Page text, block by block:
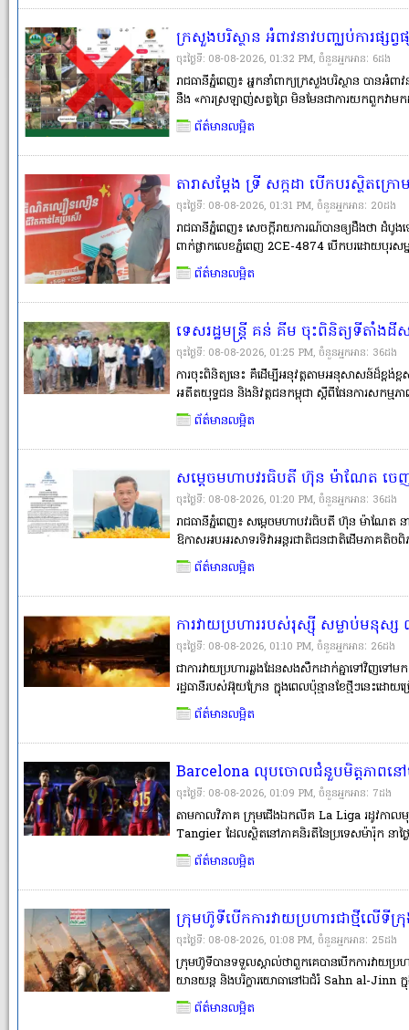
ក្រសួងបរិស្ថាន អំពាវនាវបញ្ឈប់ការផ្ស
ល្មើសច្បាប់ ប៉ះពាល់ដល់សុខភាព និងបរិ
ចុះថ្ងៃទី: 08-08-2026, 01:32 PM, ចំនួនអ្នកអានៈ​ 6ដង
រាជធានីភ្នំពេញ៖ អ្នកនាំពាក្យក្រសួងបរិស្ថាន បានអំពា
នឹង «ការស្រឡាញ់សត្វព្រៃ មិនមែនជាការយកពួកវាម
ព្រៃគ្មានអត្ថប្រយោជន៍ និងមានតែបង្កគ្រោះថ្នាក់ខ្ល
រដ្ឋលេ
ព័ត៌មានលម្អិត
តារាសម្ដែង ទ្រី សក្កដា បើកបរស្ថិតក្
ស្លាប់ និងម្ដាយរងរបួសធ្ងន់ នៅខណ្ឌស
ចុះថ្ងៃទី: 08-08-2026, 01:31 PM, ចំនួនអ្នកអានៈ​ 20ដង
រាជធានីភ្នំពេញ៖ សេចក្ដីរាយការណ៍បានឲ្យដឹងថា ដំ
ពាក់ផ្លាកលេខភ្នំពេញ 2CE-4874 បើកបរដោយបុរសម្ន
សក្កដា។ ពេលកំពុងបើកបរនោះ ស្រាប់តែរថយន្ដខា
កំពុងកាន់ចង្កូត។ បុរសម្នាក់ត្រូវបាន
ព័ត៌មានលម្អិត
ទេសរដ្ឋមន្រ្តី គន់ គីម ចុះពិនិត្យទីតាំង
អតីតយុទ្ធជន និងនិវត្តជននៅខេត្តស្ទឹងត្
ចុះថ្ងៃទី: 08-08-2026, 01:25 PM, ចំនួនអ្នកអានៈ​ 36ដង
ការចុះពិនិត្យនេះ គឺដើម្បីអនុវត្តតាមអនុសាសន៍ដ៏ខ្ព
អតីតយុទ្ធជន និងនិវត្តជនកម្ពុជា ស្តីពីផែនការសកម្
លោក គន់ គីម បានបញ្ជាក់ថា គណៈកម្មាធិការកណ្តា
ពិនិត្យទីតាំងដីសម្បទ�
ព័ត៌មានលម្អិត
សម្តេចមហាបវរធិបតី ហ៊ុន ម៉ាណែត ចេ
អន្តរជាតិជនជាតិដើមភាគតិចពិភពល
ក្រោមប្រធានបទ «ការលើក តម្កើងតួនា
ការពារជីវិត និងលើកកម្ពស់សុខុមាលភា
ចុះថ្ងៃទី: 08-08-2026, 01:20 PM, ចំនួនអ្នកអានៈ​ 36ដង
រាជធានីភ្នំពេញ៖ សម្តេចមហាបវរធិបតី ហ៊ុន ម៉ាណែត ន
ឱកាសអបអរសាទរទិវាអន្តរជាតិជនជាតិដើមភាគ
ក្រោមប្រធានបទ «ការលើក តម្កើងតួនាទីឆ្មប ជាជនជ
សុខុមាលភាព»។
ព័ត៌មានលម្អិត
ការវាយប្រហាររបស់រុស្ស៉ី សម្លាប់មនុស្ស
ចុះថ្ងៃទី: 08-08-2026, 01:10 PM, ចំនួនអ្នកអានៈ​ 26ដង
ជាការវាយប្រហារឆ្លងដែនសងសឹកដាក់គ្នាទៅវិញទៅម
រដ្ឋធានីរបស់អ៊ុយក្រែន ក្នុងពេលប៉ុន្មានខែថ្មីៗនេះដ
ចាប់។ លោក Tymur Tkachenko ជាប្រធានរដ្ឋ
ក្នុងនោះមានកុមារម្នាក់ត្រូ
ព័ត៌មានលម្អិត
Barcelona លុបចោលជំនួបមិត្តភាពនៅ
កើតឡើងយ៉ាងក្តៅគគុក
ចុះថ្ងៃទី: 08-08-2026, 01:09 PM, ចំនួនអ្នកអានៈ​ 7ដង
តាមកាលវិភាគ ក្រុមជើងឯកលីគ La Liga រដូវកា
Tangier ដែលស្ថិតនៅភាគនិរតីនៃប្រទេសម៉ារ៉ុក នាថ្
រដូវកាលថ្មីរបស់ពួកគេ។ ក្លិបបាល់ទាត់អាជីព FC
កម្មវិធីប្រកួតកំដៅសាច់ដុំរបស់ពួកគេត្រៀមបើករដូវកា
ព័ត៌មានលម្អិត
ក្រុមហ៊ូទីបើកការវាយប្រហារជាថ្មីលើ
ព្រមានថាយេម៉ែនជិតធ្លាក់ចូលក្នុងជម្លោ
ចុះថ្ងៃទី: 08-08-2026, 01:08 PM, ចំនួនអ្នកអានៈ​ 25ដង
ក្រុមហ៊ូទីបានទទួលស្គាល់ថាពួកគេបានបើកការវាយប្រ
យានយន្ត និងបរិក្ខារយោធានៅឯជំរំ Sahn al-
Reuters មិនអាចផ្ទៀងផ្ទាត់ការអះអាងនេះបានដោយ
ឡើងតែមួយថ្ងៃប៉ុណ្ណោះបន្ទាប់ពីយ៉ាងហោចមា�
ព័ត៌មានលម្អិត